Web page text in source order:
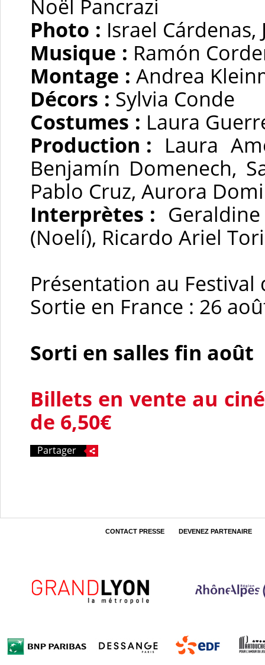
Noël Pancrazi
Photo : Israel Cárdenas,
Musique : Ramón
Montage : Andrea
Décors : Sylvia Conde
Costumes : Laura
Production : Laura
Benjamín Domenech,
Pablo Cruz, Aurora
Interprètes :
(Noelí), Ricardo Ariel
Présentation au
Sortie en France : 26
Sorti en salles fin août
Billets en vente au
de 6,50€
Partager
CONTACT PRESSE DEVENEZ PARTENAIRE